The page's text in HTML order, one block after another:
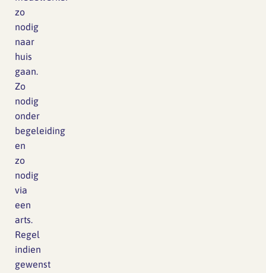
zo
nodig
naar
huis
gaan.
Zo
nodig
onder
begeleiding
en
zo
nodig
via
een
arts.
Regel
indien
gewenst